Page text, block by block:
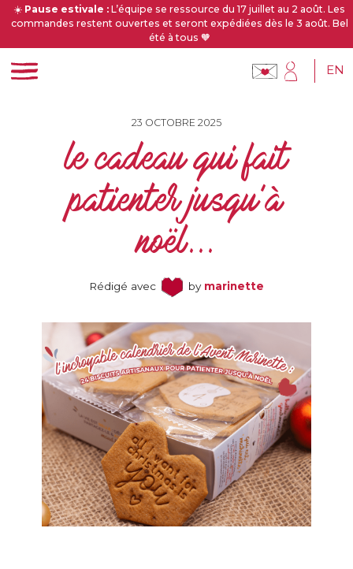
☀️ Pause estivale : L’équipe se ressource du 17 juillet au 2 août. Les
commandes restent ouvertes et seront expédiées dès le 3 août. Bel
été à tous 🧡
EN
23 OCTOBRE 2025
le cadeau qui fait
patienter jusqu’à
noël...
Rédigé avec by marinette